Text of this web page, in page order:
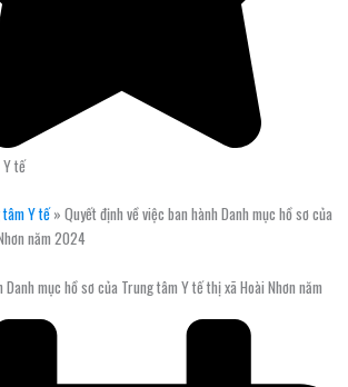
tế
Y tế» Quyết định về việc ban hành Danh mục hồ sơ của
năm 2024
mục hồ sơ của Trung tâm Y tế thị xã Hoài Nhơn năm